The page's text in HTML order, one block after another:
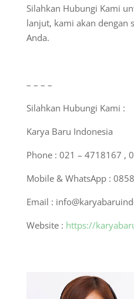
Silahkan Hubungi Kami
lanjut, kami akan dengan
Anda.
– – – –
Silahkan Hubungi Kami :
Karya Baru Indonesia
Phone : 021 – 4718167 ,
Mobile & WhatsApp :
Email :
Website : https://